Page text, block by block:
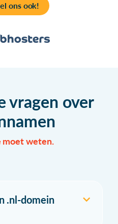
ons ook!
vragen over
moet weten.
.nl-domein